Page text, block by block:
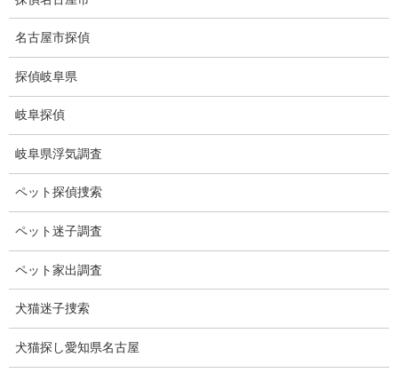
に
動
ョ
に
動
ブログ
HOME ブログ
2026-06-06
ブログ
当社が選ばれる理由
ご依頼をいただいたお客様アンケートから当社を選んでいただい
た理由の上位は、
1位：ホームページの料金表が明瞭に記載してあるので信用できる
名古屋市探偵
探偵岐阜県
岐阜探偵
岐阜県浮気調査
ペット探偵捜索
ペット迷子調査
ペット家出調査
犬猫迷子捜索
犬猫探し愛知県名古屋